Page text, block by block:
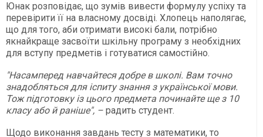
Юнак розповідає, що зумів вивести формулу успіху та
перевірити її на власному досвіді. Хлопець наполягає,
що для того, аби отримати високі бали, потрібно
якнайкраще засвоїти шкільну програму з необхідних
для вступу предметів і готуватися самостійно.
"Насамперед навчайтеся добре в школі. Вам точно
знадобляться для іспиту знання з української мови.
Тож підготовку із цього предмета починайте ще з 10
класу або й раніше", – радить студент.
Щодо виконання завдань тесту з математики, то